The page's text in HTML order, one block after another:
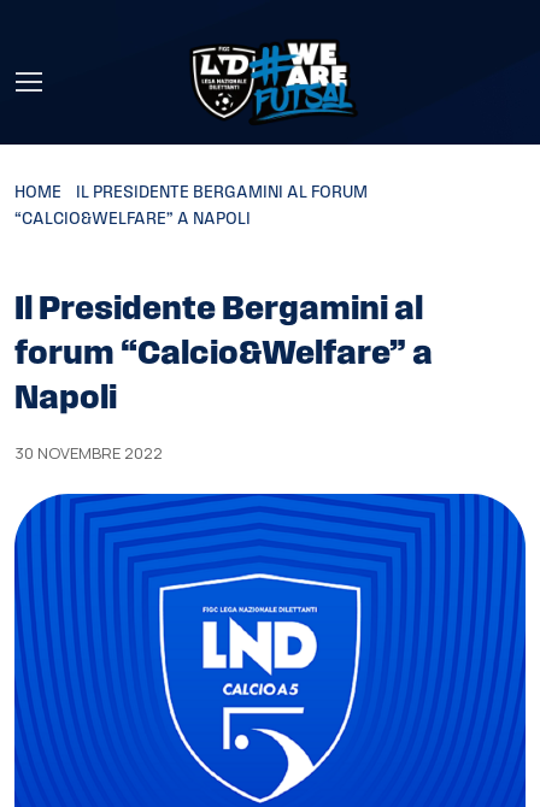
HOME
IL PRESIDENTE BERGAMINI AL FORUM
“CALCIO&WELFARE” A NAPOLI
Il Presidente Bergamini al
forum “Calcio&Welfare” a
Napoli
30 NOVEMBRE 2022